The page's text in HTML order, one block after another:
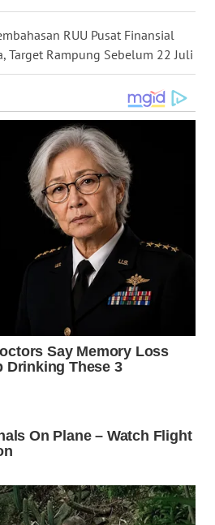
RUU Pusat Finansial
Target Rampung Sebelum 22 Juli